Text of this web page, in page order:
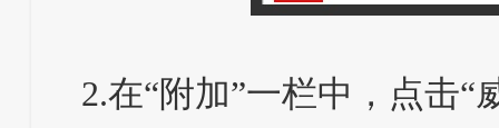
2.在“附加”一栏中，点击“